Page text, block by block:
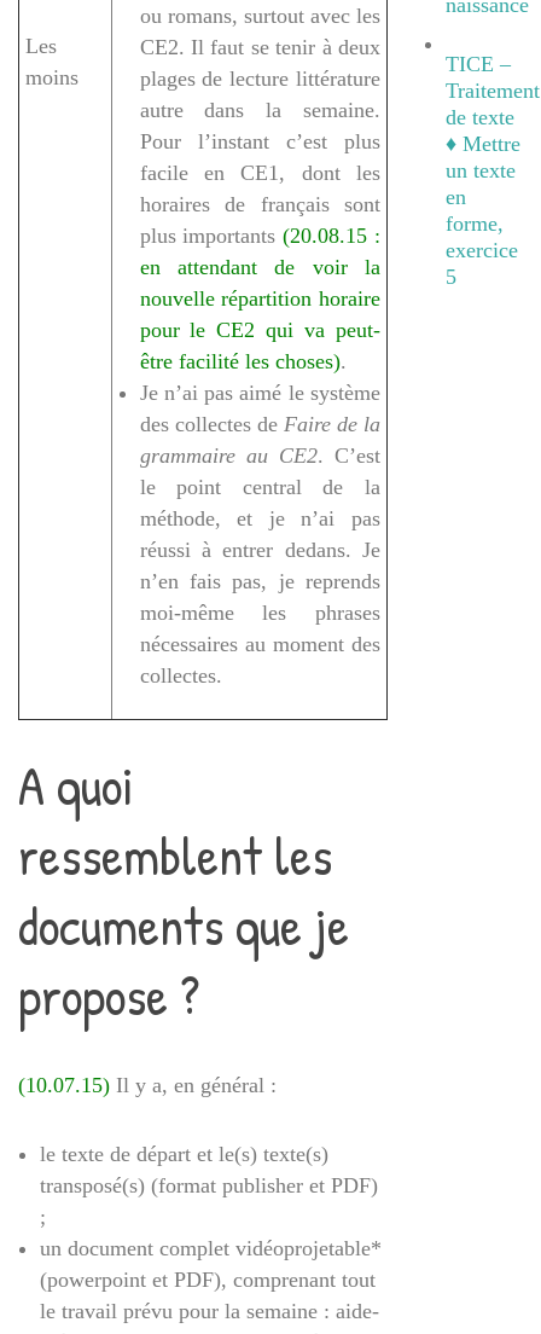
Les
moins
ou romans, surtout avec les
CE2. Il faut se tenir à deux
plages de lecture littérature
autre dans la semaine.
Pour l’instant c’est plus
facile en CE1, dont les
horaires de français sont
plus importants(20.08.15 :
en attendant de voir la
nouvelle répartition horaire
pour le CE2 qui va peut-
être facilité les choses).
Je n’ai pas aimé le système
des collectes de Faire de la
grammaire au CE2. C’est
le point central de la
méthode, et je n’ai pas
réussi à entrer dedans. Je
n’en fais pas, je reprends
moi-même les phrases
nécessaires au moment des
collectes.
A quoi
ressemblent les
documents que je
propose ?
(10.07.15) Il y a, en général :
le texte de départ et le(s) texte(s)
transposé(s) (format publisher et PDF)
;
un document complet vidéoprojetable*
(powerpoint et PDF), comprenant tout
le travail prévu pour la semaine : aide-
naissance
TICE –
Traitement
de texte
♦ Mettre
un texte
en
forme,
exercice
5